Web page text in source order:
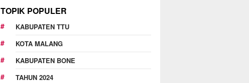
TOPIK POPULER
KABUPATEN TTU
KOTA MALANG
KABUPATEN BONE
TAHUN 2024